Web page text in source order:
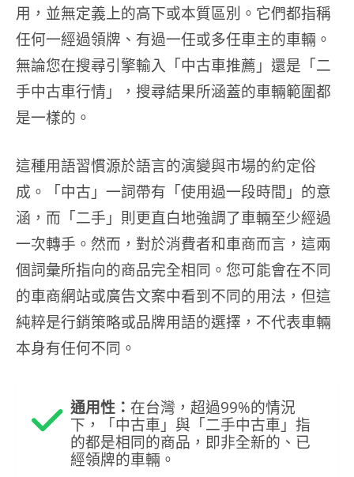
用，並無定義上的高下或本質區別。它們都指稱
任何一經過領牌、有過一任或多任車主的車輛。
無論您在搜尋引擎輸入「中古車推薦」還是「二
手中古車行情」，搜尋結果所涵蓋的車輛範圍都
是一樣的。
這種用語習慣源於語言的演變與市場的約定俗
成。「中古」一詞帶有「使用過一段時間」的意
涵，而「二手」則更直白地強調了車輛至少經過
一次轉手。然而，對於消費者和車商而言，這兩
個詞彙所指向的商品完全相同。您可能會在不同
的車商網站或廣告文案中看到不同的用法，但這
純粹是行銷策略或品牌用語的選擇，不代表車輛
本身有任何不同。
通用性： 在台灣，超過99%的情況
下，「中古車」與「二手中古車」指
的都是相同的商品，即非全新的、已
經領牌的車輛。